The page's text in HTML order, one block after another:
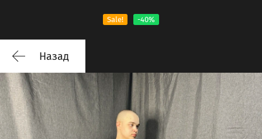
Sale! -40%
Назад